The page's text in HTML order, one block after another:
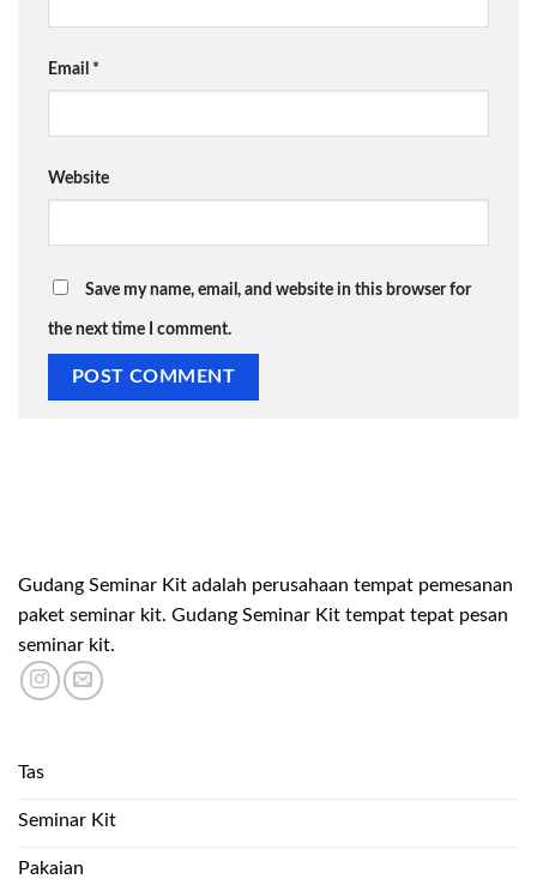
Email *
Website
Save my name, email, and website in this browser for
the next time I comment.
Gudang Seminar Kit adalah perusahaan tempat pemesanan
paket seminar kit. Gudang Seminar Kit tempat tepat pesan
seminar kit.
Tas
Seminar Kit
Pakaian